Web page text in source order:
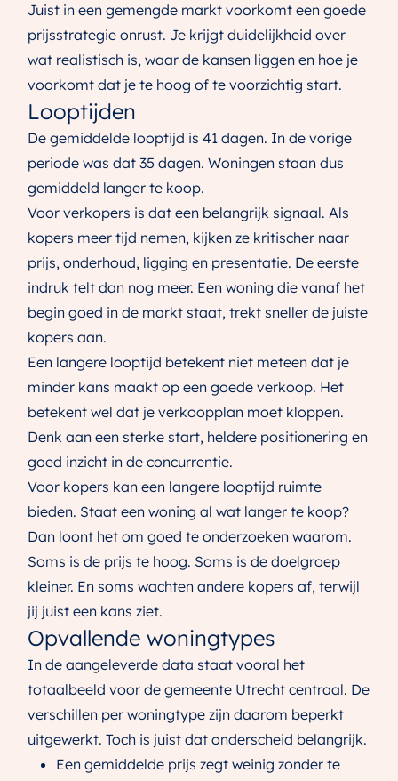
Juist in een gemengde markt voorkomt een goede
prijsstrategie onrust. Je krijgt duidelijkheid over
wat realistisch is, waar de kansen liggen en hoe je
voorkomt dat je te hoog of te voorzichtig start.
Looptijden
De gemiddelde looptijd is 41 dagen. In de vorige
periode was dat 35 dagen. Woningen staan dus
gemiddeld langer te koop.
Voor verkopers is dat een belangrijk signaal. Als
kopers meer tijd nemen, kijken ze kritischer naar
prijs, onderhoud, ligging en presentatie. De eerste
indruk telt dan nog meer. Een woning die vanaf het
begin goed in de markt staat, trekt sneller de juiste
kopers aan.
Een langere looptijd betekent niet meteen dat je
minder kans maakt op een goede verkoop. Het
betekent wel dat je verkoopplan moet kloppen.
Denk aan een sterke start, heldere positionering en
goed inzicht in de concurrentie.
Voor kopers kan een langere looptijd ruimte
bieden. Staat een woning al wat langer te koop?
Dan loont het om goed te onderzoeken waarom.
Soms is de prijs te hoog. Soms is de doelgroep
kleiner. En soms wachten andere kopers af, terwijl
jij juist een kans ziet.
Opvallende woningtypes
In de aangeleverde data staat vooral het
totaalbeeld voor de gemeente Utrecht centraal. De
verschillen per woningtype zijn daarom beperkt
uitgewerkt. Toch is juist dat onderscheid belangrijk.
Een gemiddelde prijs zegt weinig zonder te